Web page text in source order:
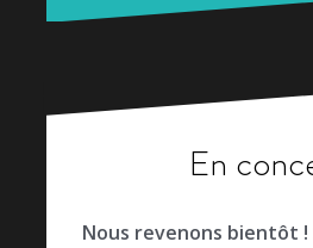
En
Nous revenons bientôt !